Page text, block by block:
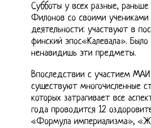
Субботы у всех разные,
Филонов со своими учениками
деятельности: участвуют в
финский эпос«Калевала».
ненавидишь эти предметы.
Впоследствии с участием
существуют многочисленные
которых затрагивает все
года проводится 12
«Формула империализма»,